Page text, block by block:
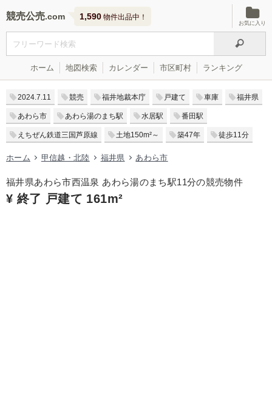
競売公売 1,590 物件出品中！
お気に入り
ホーム 地図検索 カレンダー 市区町村 ランキング
2024.7.11 競売 福井地裁本庁 戸建て 車庫 福井県
あわら市 あわら湯のまち駅 水居駅 番田駅
えちぜん鉄道三国芦原線 土地150m²～ 築47年 徒歩11分
ホーム 甲信越・北陸 福井県 あわら市
福井県あわら市西温泉 あわら湯のまち駅11分の競売物件
¥ 終了 戸建て 161m²